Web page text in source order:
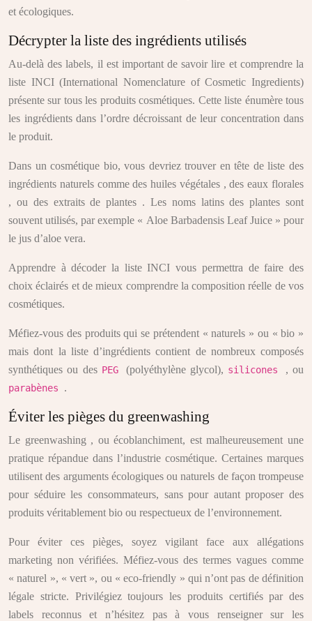
et écologiques.
Décrypter la liste des ingrédients utilisés
Au-delà des labels, il est important de savoir lire et comprendre la
liste INCI (International Nomenclature of Cosmetic Ingredients)
présente sur tous les produits cosmétiques. Cette liste énumère tous
les ingrédients dans l’ordre décroissant de leur concentration dans
le produit.
Dans un cosmétique bio, vous devriez trouver en tête de liste des
ingrédients naturels comme des huiles végétales , des eaux florales
, ou des extraits de plantes . Les noms latins des plantes sont
souvent utilisés, par exemple « Aloe Barbadensis Leaf Juice » pour
le jus d’aloe vera.
Apprendre à décoder la liste INCI vous permettra de faire des
choix éclairés et de mieux comprendre la composition réelle de vos
cosmétiques.
Méfiez-vous des produits qui se prétendent « naturels » ou « bio »
mais dont la liste d’ingrédients contient de nombreux composés
synthétiques ou des PEG (polyéthylène glycol), silicones , ou
parabènes .
Éviter les pièges du greenwashing
Le greenwashing , ou écoblanchiment, est malheureusement une
pratique répandue dans l’industrie cosmétique. Certaines marques
utilisent des arguments écologiques ou naturels de façon trompeuse
pour séduire les consommateurs, sans pour autant proposer des
produits véritablement bio ou respectueux de l’environnement.
Pour éviter ces pièges, soyez vigilant face aux allégations
marketing non vérifiées. Méfiez-vous des termes vagues comme
« naturel », « vert », ou « eco-friendly » qui n’ont pas de définition
légale stricte. Privilégiez toujours les produits certifiés par des
labels reconnus et n’hésitez pas à vous renseigner sur les